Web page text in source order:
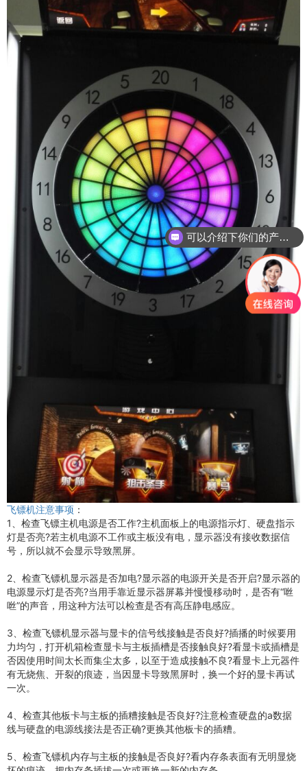
飞镖机注意事项 ：
1、检查飞镖主机电源是否工作?主机面板上的电源指示灯、硬盘指示
灯是否亮?若主机电源不工作或主板没有电，显示器没有接收数据信
号，所以就不会显示导致黑屏。
2、检查飞镖机显示器是否加电?显示器的电源开关是否开启?显示器的
电源显示灯是否亮?当用手靠近显示器屏幕并慢慢移动时，是否有“咝
咝”的声音，用这种方法可以检查是否有高压静电感应。
3、检查飞镖机显示器与显卡的信号线接触是否良好?插播的时候要用
力均匀，打开机箱检查显卡与主板插槽是否接触良好?看显卡或插槽是
否因使用时间太长而集尘太多，以至于造成接触不良?看显卡上元器件
有无烧焦、开裂的痕迹，当因显卡导致黑屏时，换一个好的显卡再试
一次。
4、检查其他板卡与主板的插糟接触是否良好?注意检查硬盘的a数据
线与硬盘的电源线接法是否正确?更换其他板卡的插糟。
5、检查飞镖机内存与主板的接触是否良好?看内存条表面有无明显烧
可以介绍下你们的产品么？